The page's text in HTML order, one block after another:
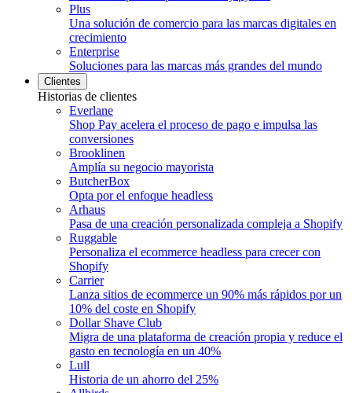
Plus
Una solución de comercio para las marcas digitales en
crecimiento
Enterprise
Soluciones para las marcas más grandes del mundo
Clientes
Historias de clientes
Everlane
Shop Pay acelera el proceso de pago e impulsa las
conversiones
Brooklinen
Amplía su negocio mayorista
ButcherBox
Opta por el enfoque headless
Arhaus
Pasa de una creación personalizada compleja a Shopify
Ruggable
Personaliza el ecommerce headless para crecer con
Shopify
Carrier
Lanza sitios de ecommerce un 90% más rápidos por un
10% del coste en Shopify
Dollar Shave Club
Migra de una plataforma de creación propia y reduce el
gasto en tecnología en un 40%
Lull
Historia de un ahorro del 25%